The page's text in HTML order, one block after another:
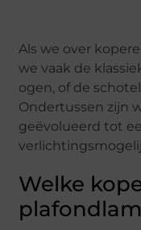
Als we over
we vaak de
ogen, of de
Ondertussen zijn
geëvolueerd tot
Welke